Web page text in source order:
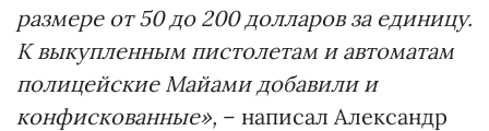
размере от 50 до 200 долларов за единицу.
К выкупленным пистолетам и автоматам
полицейские Майами добавили и
конфискованные», – написал Александр